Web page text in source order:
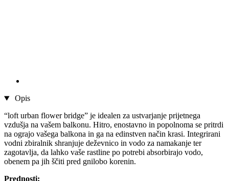
Opis
“loft urban flower bridge” je idealen za ustvarjanje prijetnega
vzdušja na vašem balkonu. Hitro, enostavno in popolnoma se pritrdi
na ograjo vašega balkona in ga na edinstven način krasi. Integrirani
vodni zbiralnik shranjuje deževnico in vodo za namakanje ter
zagotavlja, da lahko vaše rastline po potrebi absorbirajo vodo,
obenem pa jih ščiti pred gnilobo korenin.
Prednosti: